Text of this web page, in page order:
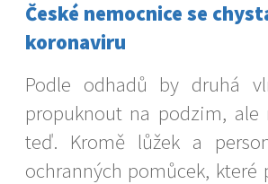
České nemocnice se
koronaviru
Podle odhadů by druhá
propuknout na podzim,
teď. Kromě lůžek a
ochranných pomůcek,